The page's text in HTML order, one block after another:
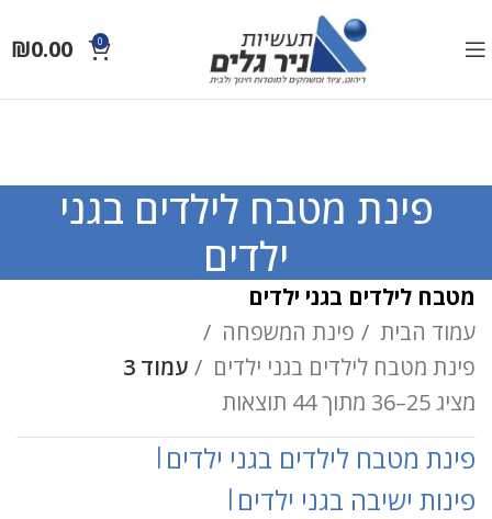
0
₪0.00
פינת מטבח לילדים בגני
ילדים
מטבח לילדים בגני ילדים
עמוד הבית
פינת המשפחה
פינת מטבח לילדים בגני ילדים
עמוד 3
מציג 25–36 מתוך 44 תוצאות
פינת מטבח לילדים בגני ילדים |
פינות ישיבה בגני ילדים |